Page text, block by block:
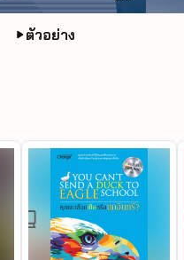
ตัวอย่าง